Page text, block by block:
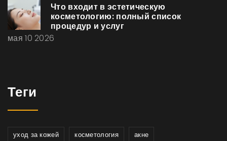
Что входит в эстетическую
косметологию: полный список
процедур и услуг
мая 10 2026
Теги
уход за кожей косметология акне